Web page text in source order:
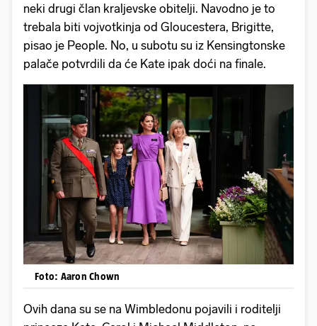
neki drugi član kraljevske obitelji. Navodno je to
trebala biti vojvotkinja od Gloucestera, Brigitte,
pisao je People. No, u subotu su iz Kensingtonske
palače potvrdili da će Kate ipak doći na finale.
Foto: Aaron Chown
Ovih dana su se na Wimbledonu pojavili i roditelji